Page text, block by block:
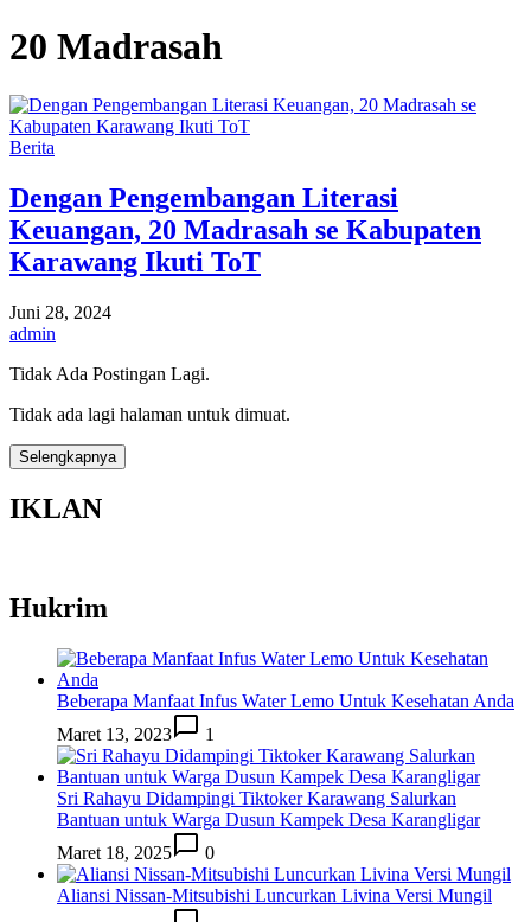
20 Madrasah
Berita
Dengan Pengembangan Literasi
Keuangan, 20 Madrasah se Kabupaten
Karawang Ikuti ToT
Juni 28, 2024
admin
Tidak Ada Postingan Lagi.
Tidak ada lagi halaman untuk dimuat.
Selengkapnya
IKLAN
Hukrim
Beberapa Manfaat Infus Water Lemo Untuk Kesehatan Anda
Maret 13, 2023
1
Sri Rahayu Didampingi Tiktoker Karawang Salurkan
Bantuan untuk Warga Dusun Kampek Desa Karangligar
Maret 18, 2025
0
Aliansi Nissan-Mitsubishi Luncurkan Livina Versi Mungil